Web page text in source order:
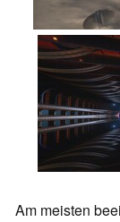
Am meisten